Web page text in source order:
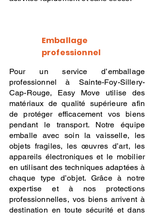
Emballage
professionnel
Pour un service d’emballage
professionnel à Sainte-Foy-Sillery-
Cap-Rouge, Easy Move utilise des
matériaux de qualité supérieure afin
de protéger efficacement vos biens
pendant le transport. Notre équipe
emballe avec soin la vaisselle, les
objets fragiles, les œuvres d’art, les
appareils électroniques et le mobilier
en utilisant des techniques adaptées à
chaque type d’objet. Grâce à notre
expertise et à nos protections
professionnelles, vos biens arrivent à
destination en toute sécurité et dans